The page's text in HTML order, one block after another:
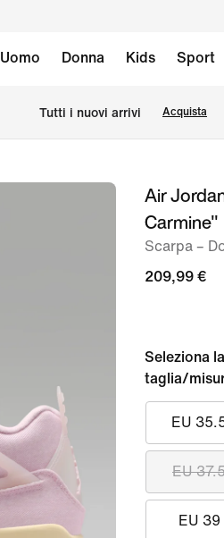
Uomo Donna Kids Sport
Tutti i nuovi arrivi Acquista
immagine
Air
Carmine"
Scarpa –
209,99 €
Seleziona la
taglia/
EU
EU
EU 39